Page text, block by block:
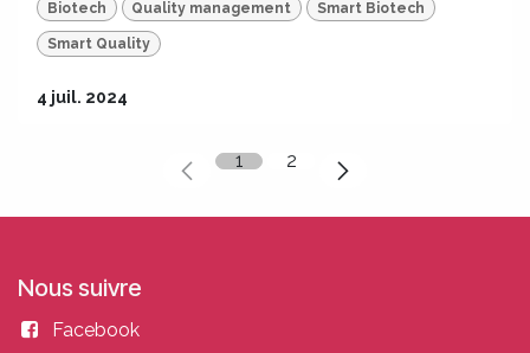
Biotech Quality management Smart Biotech
Smart Quality
4 juil. 2024
1 2
Nous suivre
Facebook